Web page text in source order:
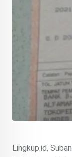
Lingkup.id,